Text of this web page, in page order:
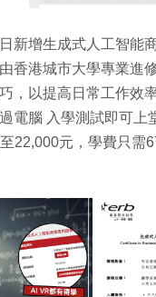
新增生成式人工智能
香港城市大學專業進
，以提高日常工作效
電腦 入學測試即可上
22,000元，學費只需